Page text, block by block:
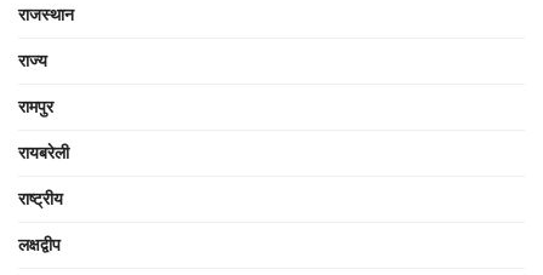
राजस्थान
राज्य
रामपुर
रायबरेली
राष्ट्रीय
लक्षद्वीप